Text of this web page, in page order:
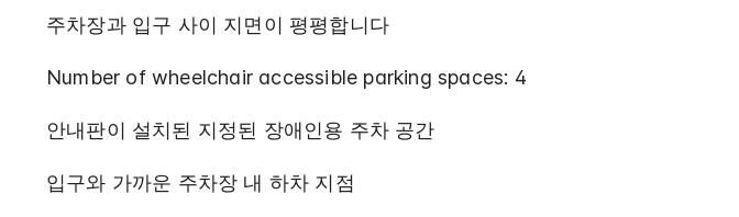
주차장과 입구 사이 지면이 평평합니다
Number of wheelchair accessible parking spaces: 4
안내판이 설치된 지정된 장애인용 주차 공간
입구와 가까운 주차장 내 하차 지점